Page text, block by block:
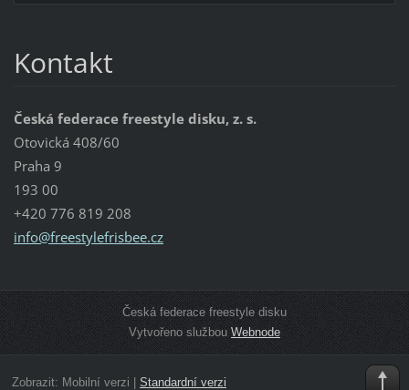
Kontakt
Česká federace freestyle disku, z. s.
Otovická 408/60
Praha 9
193 00
+420 776 819 208
info@freestylefrisbee.cz
Česká federace freestyle disku
Vytvořeno službouWebnode
Zobrazit: Mobilní verzi Standardní verzi